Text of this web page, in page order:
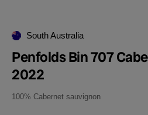
South Australia
Penfolds Bin 707
2022
100% Cabernet sauvignon